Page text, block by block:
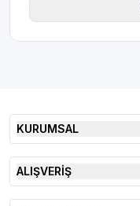
KURUMSAL
ALIŞVERİŞ